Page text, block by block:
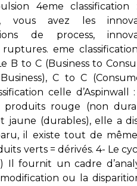
4eme classification
vous avez les
de process,
eme
B to C (Business to
C to C
celle d’Aspinwall :
rouge (non
jaune (durables), elle a
il existe tout de
verts = dérivés. 4- Le
Il fournit un cadre
ou la